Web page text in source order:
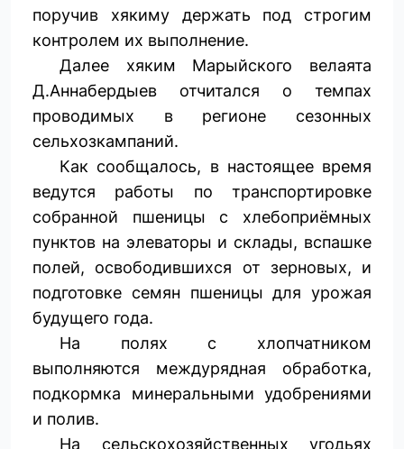
поручив хякиму держать под строгим
контролем их выполнение.
Далее хяким Марыйского велаята
Д.Аннабердыев отчитался о темпах
проводимых в регионе сезонных
сельхозкампаний.
Как сообщалось, в настоящее время
ведутся работы по транспортировке
собранной пшеницы с хлебоприёмных
пунктов на элеваторы и склады, вспашке
полей, освободившихся от зерновых, и
подготовке семян пшеницы для урожая
будущего года.
На полях с хлопчатником
выполняются междурядная обработка,
подкормка минеральными удобрениями
и полив.
На сельскохозяйственных угодьях